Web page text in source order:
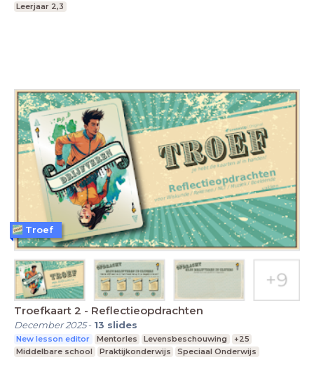
Leerjaar 2,3
Troefkaart 2 - Reflectieopdrachten
December 2025- 13 slides
New lesson editor Mentorles Levensbeschouwing
+25
Middelbare school
Praktijkonderwijs Speciaal Onderwijs
Troef